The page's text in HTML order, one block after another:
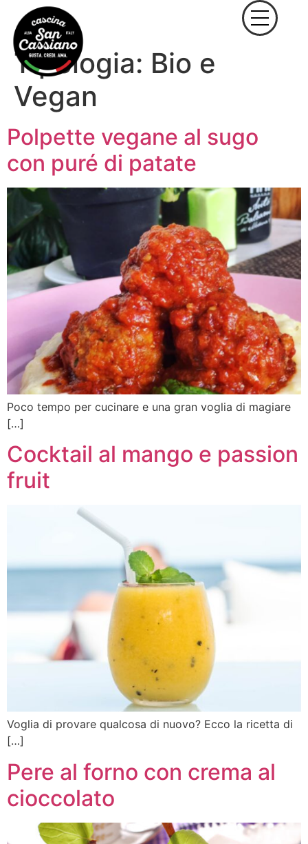
Tipologia: Bio e
Vegan
Polpette vegane al sugo
con puré di patate
Poco tempo per cucinare e una gran voglia di magiare
[…]
Cocktail al mango e passion
fruit
Voglia di provare qualcosa di nuovo? Ecco la ricetta di
[…]
Pere al forno con crema al
cioccolato